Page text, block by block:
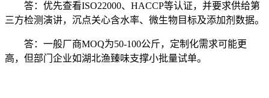
答：优先查看ISO22000、HACCP等认证，并要求供给第
三方检测演讲，沉点关心含水率、微生物目标及添加剂数据。
答：一般厂商MOQ为50-100公斤，定制化需求可能更
高，但部门企业如湖北渔臻味支撑小批量试单。